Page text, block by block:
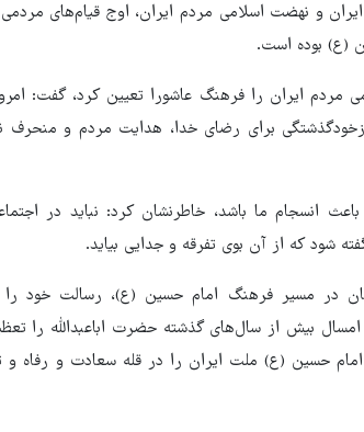
و نهضت اسلامی مردم ایران، اوج قیام‌های
(ع) بوده است.
مردم ایران را فرهنگ عاشورا تعیین کرد، گفت:
برای رضای خدا، هدایت مردم و منحرف
انسجام ما باشد، خاطرنشان کرد: نباید در
شود که از آن بوی تفرقه و جدایی بیاید.
در مسیر فرهنگ امام حسین (ع)‌، رسالت خود را
بیش از سال‌های گذشته حضرت اباعبدالله را
حسین (ع) ملت ایران را در قله سعادت و رفاه و
کرد
جنگ‌طلبی